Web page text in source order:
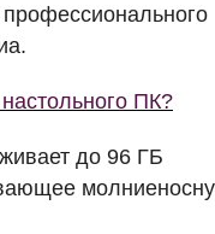
ПК?
до 96 ГБ